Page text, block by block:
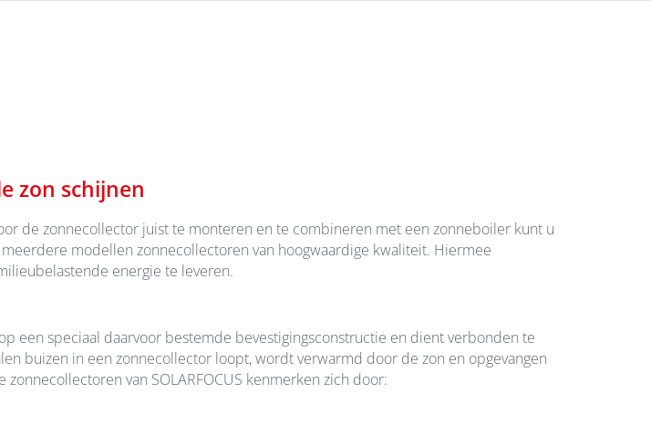
zon schijnen
de zonnecollector juist te monteren en te combineren met een zonneboiler kunt u
modellen zonnecollectoren van hoogwaardige kwaliteit. Hiermee
energie te leveren.
een speciaal daarvoor bestemde bevestigingsconstructie en dient verbonden te
buizen in een zonnecollector loopt, wordt verwarmd door de zon en opgevangen
van SOLARFOCUS kenmerken zich door: